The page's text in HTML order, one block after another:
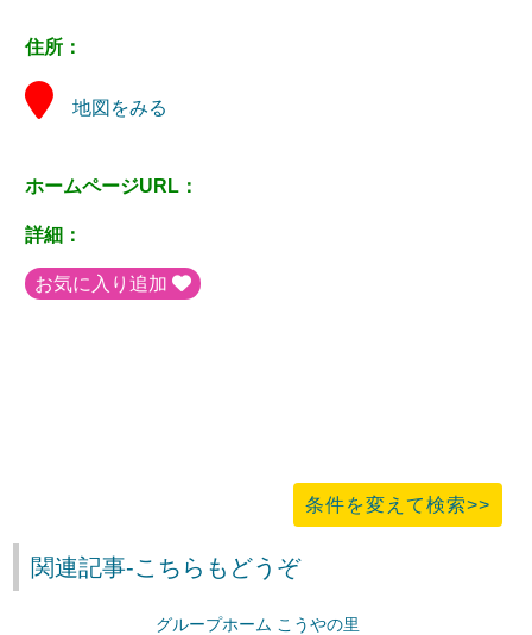
住所：
地図をみる
ホームページURL：
詳細：
お気に入り追加
条件を変えて検索>>
関連記事-こちらもどうぞ
グループホーム こうやの里